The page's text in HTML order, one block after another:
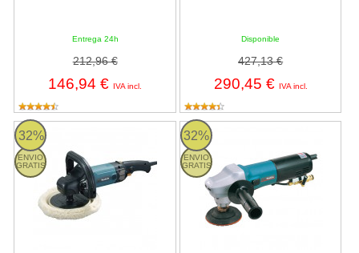
Entrega 24h
212,96 €
146,94 € IVA incl.
Disponible
427,13 €
290,45 € IVA incl.
32%
ENVIO
GRATIS
Pulidora Makita 9237CB 1200W 180mm
32%
ENVIO
GRATIS
Pulidora para piedra con agua